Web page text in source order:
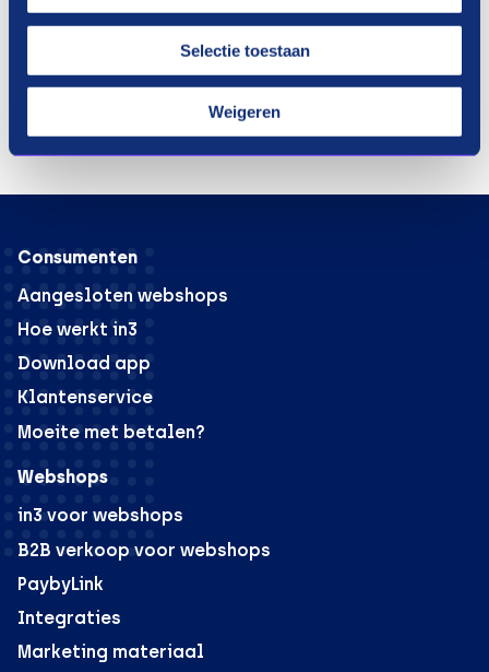
Selectie toestaan
Weigeren
nu groot of klein zijn, beide personen zullen
moeten luisteren en zich willen verplaatsen in de
ander. Door jullie relatietherapie gespreid te
betalen, wordt in ieder geval een groot financieel
struikelblok weggenomen.
Consumenten
Aangesloten webshops
Hoe werkt in3
Download app
Klantenservice
Moeite met betalen?
Webshops
in3 voor webshops
B2B verkoop voor webshops
PaybyLink
Integraties
Marketing materiaal